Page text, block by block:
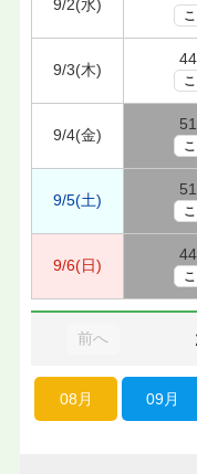
9/2(水)
9/3(木)
9/4(金)
9/5(土)
9/6(日)
前へ
08月 09月